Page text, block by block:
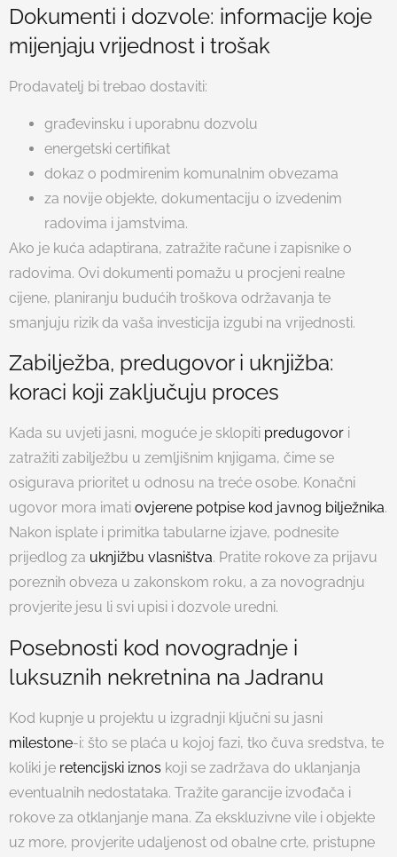
Dokumenti i dozvole: informacije koje
mijenjaju vrijednost i trošak
Prodavatelj bi trebao dostaviti:
građevinsku i uporabnu dozvolu
energetski certifikat
dokaz o podmirenim komunalnim obvezama
za novije objekte, dokumentaciju o izvedenim
radovima i jamstvima.
Ako je kuća adaptirana, zatražite račune i zapisnike o
radovima. Ovi dokumenti pomažu u procjeni realne
cijene, planiranju budućih troškova održavanja te
smanjuju rizik da vaša investicija izgubi na vrijednosti.
Zabilježba, predugovor i uknjižba:
koraci koji zaključuju proces
Kada su uvjeti jasni, moguće je sklopiti predugovor i
zatražiti zabilježbu u zemljišnim knjigama, čime se
osigurava prioritet u odnosu na treće osobe. Konačni
ugovor mora imati ovjerene potpise kod javnog bilježnika.
Nakon isplate i primitka tabularne izjave, podnesite
prijedlog za uknjižbu vlasništva. Pratite rokove za prijavu
poreznih obveza u zakonskom roku, a za novogradnju
provjerite jesu li svi upisi i dozvole uredni.
Posebnosti kod novogradnje i
luksuznih nekretnina na Jadranu
Kod kupnje u projektu u izgradnji ključni su jasni
milestone-i: što se plaća u kojoj fazi, tko čuva sredstva, te
koliki je retencijski iznos koji se zadržava do uklanjanja
eventualnih nedostataka. Tražite garancije izvođača i
rokove za otklanjanje mana. Za ekskluzivne vile i objekte
uz more, provjerite udaljenost od obalne crte, pristupne